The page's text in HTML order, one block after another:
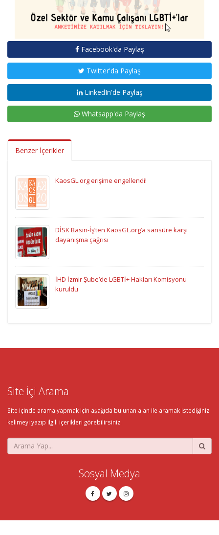
Facebook'da Paylaş
Twitter'da Paylaş
LinkedIn'de Paylaş
Whatsapp'da Paylaş
Benzer İçerikler
KaosGL.org erişime engellendi!
DİSK Basın-İş’ten KaosGL.org’a sansüre karşı
dayanışma çağrısı
İHD İzmir Şube’de LGBTİ+ Hakları Komisyonu
kuruldu
Site İçi Arama
Site içinde arama yapmak için aşağıda bulunan alan ile aramak istediğiniz
kelimeyi yazıp ilgili içerikleri görebilirsiniz.
Sosyal Medya